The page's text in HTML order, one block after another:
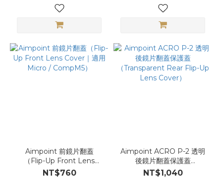
Aimpoint 前鏡片翻蓋
（Flip-Up Front Lens
Cover｜適用 Micro /
CompM5）
NT$760
Aimpoint ACRO P-2 透明
後鏡片翻蓋保護蓋
（Transparent Rear Flip-
Up Lens Cover）
NT$1,040